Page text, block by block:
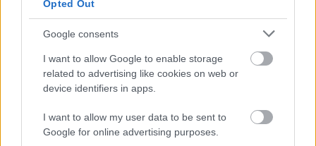
Opted Out
Google consents
I want to allow Google to enable storage
related to advertising like cookies on web or
device identifiers in apps.
I want to allow my user data to be sent to
Google for online advertising purposes.